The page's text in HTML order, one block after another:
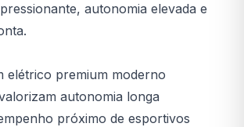
autonomia elevada e
elétrico premium moderno
autonomia longa
próximo de esportivos